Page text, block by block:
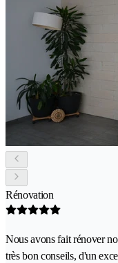
Rénovation
Nous avons fait rénover
très bon conseils, d'un